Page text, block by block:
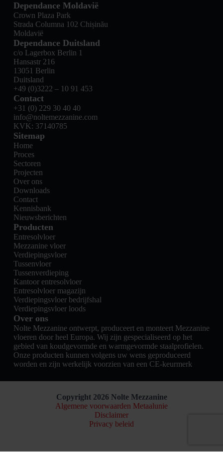
Dependance Moldavië
Crown Plaza Park
Strada Columna 102 Chișinău
Moldavië
Sitemap
Home
Proces
Sectoren
Projecten
Over ons
Downloads
Contact
Kennisbank
Nieuwsberichten
Producten
Entresolvloer
Mezzanine vloer
Verdiepingsvloer
Tussenvloer
Tussenverdieping
Kantoor entresolvloer
Entresolvloer magazijn
Verdiepingsvloer bedrijfshal
Verdiepingsvloer loods
Over ons
Nolte Mezzanine ontwerpt, produceert en monteert Mezzanine
vloeren door heel Europa. Wij zijn gespecialiseerd op het
gebied van koudgevormde en warmgevormde staalprofielen.
Onze producten kunnen volgens uw wens geproduceerd
worden en zijn werkelijk voorzien van een CE-keurmerk
Dependance Duitsland
c/o Lagerbox Berlin 1
Hansastr 216
13051 Berlin
Duitsland
+49 (0)3222 – 10 91 453
Contact
+31 (0) 229 30 40 40
info@noltemezzanine.com
KVK: 37140785
Copyright 2026 Nolte Mezzanine
Algemene voorwaarden Metaalunie
Disclaimer
Privacy beleid